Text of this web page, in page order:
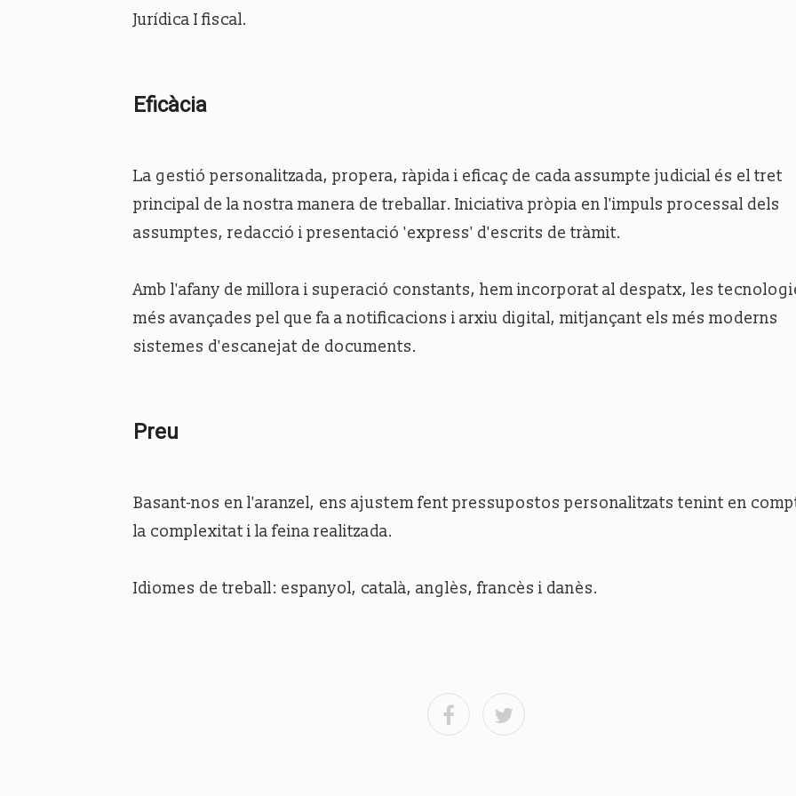
Jurídica I fiscal.
Eficàcia
La gestió personalitzada, propera, ràpida i eficaç de cada assumpte judicial és el tret
principal de la nostra manera de treballar. Iniciativa pròpia en l'impuls processal dels
assumptes, redacció i presentació 'express' d'escrits de tràmit.
Amb l'afany de millora i superació constants, hem incorporat al despatx, les
més avançades pel que fa a notificacions i arxiu digital, mitjançant els més moderns
sistemes d'escanejat de documents.
Preu
Basant-nos en l'aranzel, ens ajustem fent pressupostos personalitzats tenint en
la complexitat i la feina realitzada.
Idiomes de treball: espanyol, català, anglès, francès i danès.